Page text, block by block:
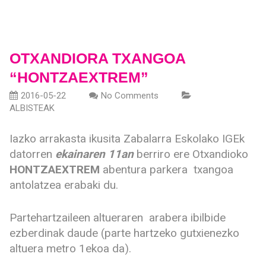
OTXANDIORA TXANGOA
“HONTZAEXTREM”
2016-05-22
No Comments
ALBISTEAK
Iazko arrakasta ikusita Zabalarra Eskolako IGEk
datorren ekainaren 11anberriro ere Otxandioko
HONTZAEXTREM abentura parkera txangoa
antolatzea erabaki du.
Partehartzaileen altueraren arabera ibilbide
ezberdinak daude (parte hartzeko gutxienezko
altuera metro 1ekoa da).